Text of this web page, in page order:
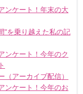
ンケート！年末の大
"を乗り越えた私の記
ンケート！今年のク
アーカイブ配信）
ンケート！今年のお